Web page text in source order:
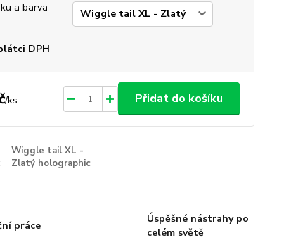
a barva
DPH
/ks Přidat do košíku
Wiggle tail XL -
Zlatý holographic
práce
Úspěšné nástrahy po
celém světě